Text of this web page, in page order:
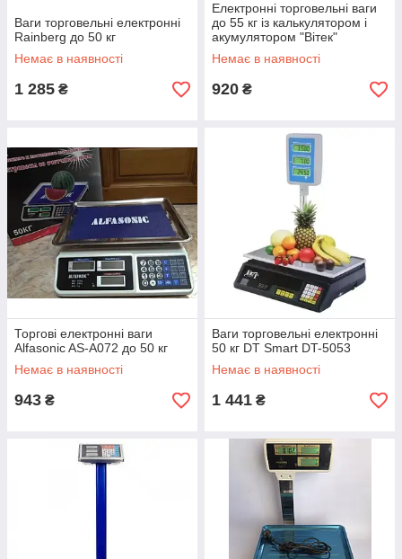
Ваги торговельні електронні
Rainberg до 50 кг
Немає в наявності
1 285 ₴
Електронні торговельні ваги
до 55 кг із калькулятором і
акумулятором "Вітек"
Немає в наявності
920 ₴
Торгові електронні ваги
Alfasonic AS-A072 до 50 кг
Немає в наявності
943 ₴
Ваги торговельні електронні
50 кг DT Smart DT-5053
Немає в наявності
1 441 ₴